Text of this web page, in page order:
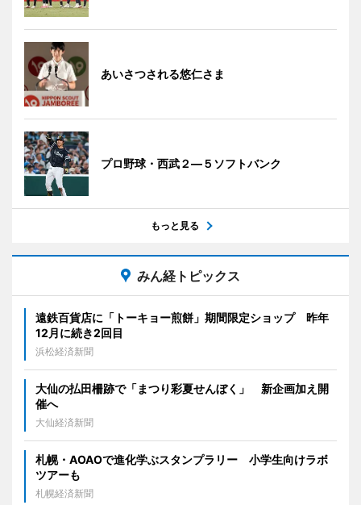
あいさつされる悠仁さま
プロ野球・西武２―５ソフトバンク
もっと見る
みん経トピックス
遠鉄百貨店に「トーキョー煎餅」期間限定ショップ 昨年
12月に続き2回目
浜松経済新聞
大仙の払田柵跡で「まつり彩夏せんぼく」 新企画加え開
催へ
大仙経済新聞
札幌・AOAOで進化学ぶスタンプラリー 小学生向けラボ
ツアーも
札幌経済新聞